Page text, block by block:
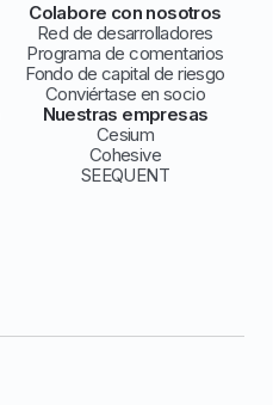
Colabore con nosotros
Red de desarrolladores
Programa de comentarios
Fondo de capital de riesgo
Conviértase en socio
Nuestras empresas
Cesium
Cohesive
SEEQUENT